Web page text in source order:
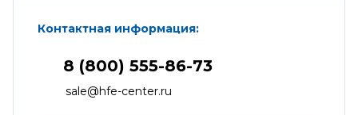
Контактная информация:
8 (800) 555-86-73
sale@hfe-center.ru